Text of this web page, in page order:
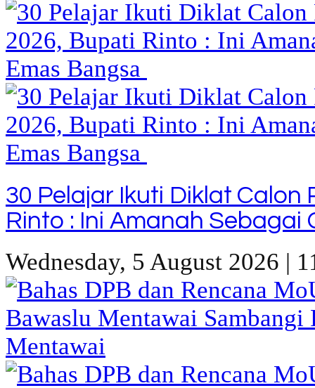
30 Pelajar Ikuti Diklat Calon
Rinto : Ini Amanah
Wednesday, 5 August 2026 |